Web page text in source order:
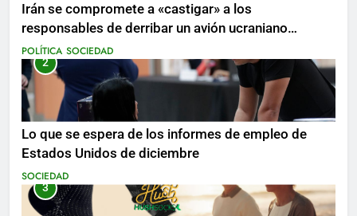
Irán se compromete a «castigar» a los
responsables de derribar un avión ucraniano
mientras se realizan arrestos
POLÍTICA SOCIEDAD
2
Lo que se espera de los informes de empleo de
Estados Unidos de diciembre
SOCIEDAD
3